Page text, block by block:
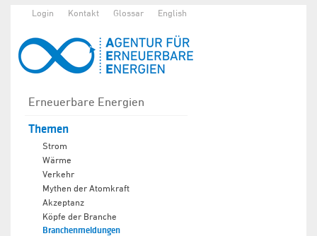
Login Kontakt Glossar English
Erneuerbare Energien
Themen
Strom
Wärme
Verkehr
Mythen der Atomkraft
Akzeptanz
Köpfe der Branche
Branchenmeldungen